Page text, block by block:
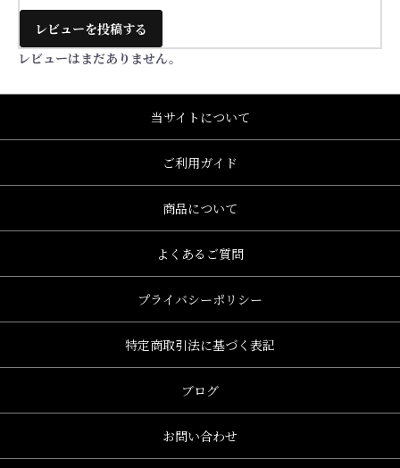
レビューを投稿する
レビューはまだありません。
当サイトについて
ご利用ガイド
商品について
よくあるご質問
プライバシーポリシー
特定商取引法に基づく表記
ブログ
お問い合わせ